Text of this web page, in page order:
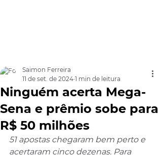
Ninguém acerta Mega-
Sena e prêmio sobe para
R$ 50 milhões
Saimon Ferreira
11 de set. de 2024 1 min de leitura
51 apostas chegaram bem perto e
acertaram cinco dezenas. Para